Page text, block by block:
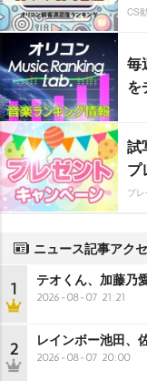
CS
毎
を
試
プ
プ
ニュース記事アク
1 テオくん、加藤乃
2026-08-07 21:21
2 レインボー池田、
2026-08-07 20:00